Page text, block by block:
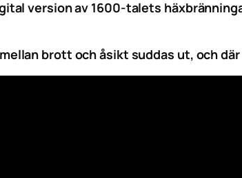
version av 1600-talets
brott och åsikt suddas ut, och